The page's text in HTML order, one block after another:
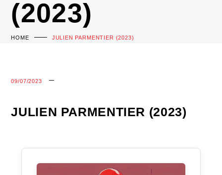
(2023)
HOME JULIEN PARMENTIER (2023)
09/07/2023
JULIEN PARMENTIER (2023)